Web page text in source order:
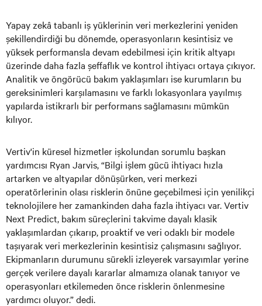
Yapay zekâ tabanlı iş yüklerinin veri merkezlerini yeniden
şekillendirdiği bu dönemde, operasyonların kesintisiz ve
yüksek performansla devam edebilmesi için kritik altyapı
üzerinde daha fazla şeffaflık ve kontrol ihtiyacı ortaya çıkıyor.
Analitik ve öngörücü bakım yaklaşımları ise kurumların bu
gereksinimleri karşılamasını ve farklı lokasyonlara yayılmış
yapılarda istikrarlı bir performans sağlamasını mümkün
kılıyor.
Vertiv'in küresel hizmetler işkolundan sorumlu başkan
yardımcısı Ryan Jarvis, “Bilgi işlem gücü ihtiyacı hızla
artarken ve altyapılar dönüşürken, veri merkezi
operatörlerinin olası risklerin önüne geçebilmesi için yenilikçi
teknolojilere her zamankinden daha fazla ihtiyacı var. Vertiv
Next Predict, bakım süreçlerini takvime dayalı klasik
yaklaşımlardan çıkarıp, proaktif ve veri odaklı bir modele
taşıyarak veri merkezlerinin kesintisiz çalışmasını sağlıyor.
Ekipmanların durumunu sürekli izleyerek varsayımlar yerine
gerçek verilere dayalı kararlar almamıza olanak tanıyor ve
operasyonları etkilemeden önce risklerin önlenmesine
yardımcı oluyor.” dedi.